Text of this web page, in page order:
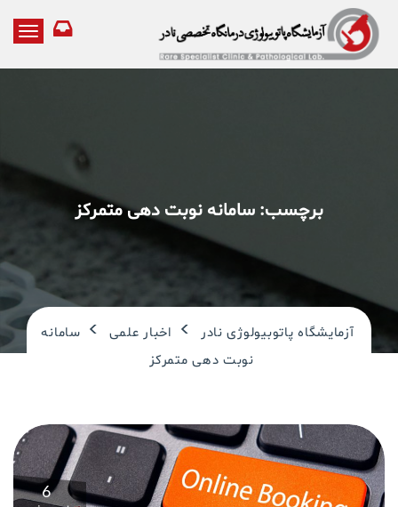
T
g
v
برچسب: سامانه نوبت دهی متمرکز
آزمایشگاه پاتوبیولوژی نادر > اخبار علمی > سامانه
نوبت دهی متمرکز
6